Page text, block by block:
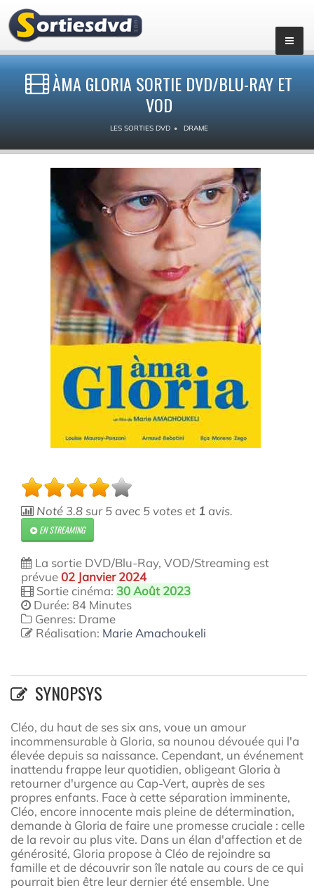
ÀMA GLORIA SORTIE DVD/BLU-RAY ET
VOD
LES SORTIES DVD DRAME
Noté 3.8sur5 avec 5votes et 1 avis.
EN STREAMING
La sortie DVD/Blu-Ray, VOD/Streaming est
prévue02 Janvier 2024
Sortie cinéma: 30 Août 2023
Durée: 84 Minutes
Genres: Drame
Réalisation: Marie Amachoukeli
SYNOPSYS
Cléo, du haut de ses six ans, voue un amour
incommensurable à Gloria, sa nounou dévouée qui l'a
élevée depuis sa naissance. Cependant, un événement
inattendu frappe leur quotidien, obligeant Gloria à
retourner d'urgence au Cap-Vert, auprès de ses
propres enfants. Face à cette séparation imminente,
Cléo, encore innocente mais pleine de détermination,
demande à Gloria de faire une promesse cruciale : celle
de la revoir au plus vite. Dans un élan d'affection et de
générosité, Gloria propose à Cléo de rejoindre sa
famille et de découvrir son île natale au cours de ce qui
pourrait bien être leur dernier été ensemble. Une